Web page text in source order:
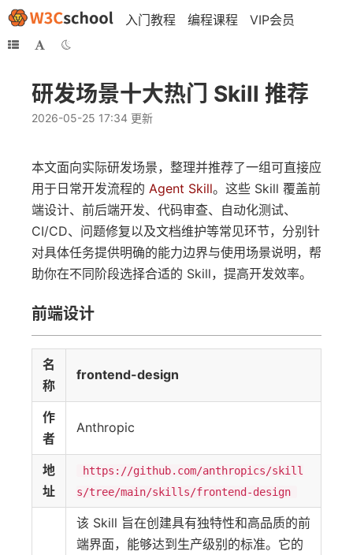
入门教程 编程课程 VIP会员
研发场景十大热门 Skill 推荐
2026-05-25 17:34 更新
本文面向实际研发场景，整理并推荐了一组可直接应
用于日常开发流程的 Agent Skill。这些 Skill 覆盖前
端设计、前后端开发、代码审查、自动化测试、
CI/CD、问题修复以及文档维护等常见环节，分别针
对具体任务提供明确的能力边界与使用场景说明，帮
助你在不同阶段选择合适的 Skill，提高开发效率。
前端设计
名
称
frontend-design
作
者
Anthropic
地
址
https://github.com/anthropics/skill
s/tree/main/skills/frontend-design
该 Skill 旨在创建具有独特性和高品质的前
端界面，能够达到生产级别的标准。它的